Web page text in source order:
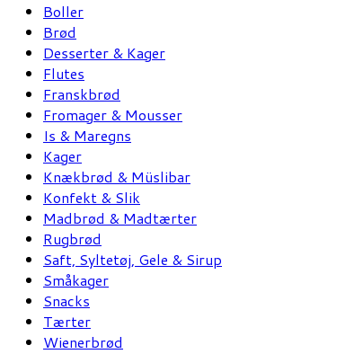
Boller
Brød
Desserter & Kager
Flutes
Franskbrød
Fromager & Mousser
Is & Maregns
Kager
Knækbrød & Müslibar
Konfekt & Slik
Madbrød & Madtærter
Rugbrød
Saft, Syltetøj, Gele & Sirup
Småkager
Snacks
Tærter
Wienerbrød